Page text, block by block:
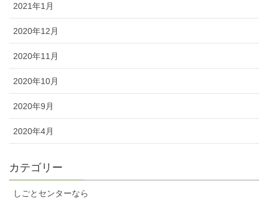
2021年1月
2020年12月
2020年11月
2020年10月
2020年9月
2020年4月
カテゴリー
しごとセンターなら